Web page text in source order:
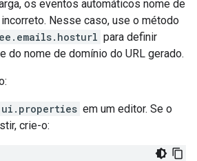
os eventos automáticos nome de
Nesse caso, use o método
para definir
do nome de domínio do URL gerado.
ui.properties em um editor. Se o
crie-o: